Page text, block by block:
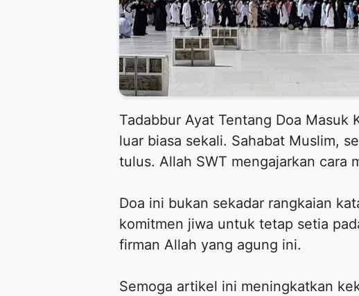
Tadabbur Ayat Tentang Doa
luar biasa sekali. Sahabat Muslim,
tulus. Allah SWT mengajarkan cara
Doa ini bukan sekadar rangkaian
komitmen jiwa untuk tetap setia
firman Allah yang agung ini.
Semoga artikel ini meningkatkan